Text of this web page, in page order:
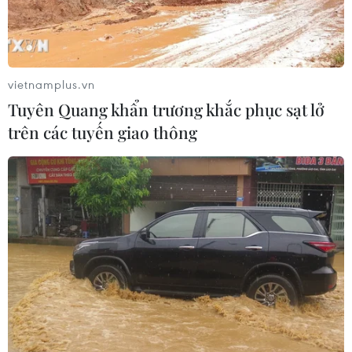
30/07/2025 08:46
Kiểm điểm vụ trưng dụng lầu
Bảo Đại làm nơi ở công vụ
Ngày 30/7, Sở Văn hóa, Thể thao và Du lịch tỉnh Khánh Hòa cho
biết đã yêu cầu làm rõ trách nhiệm liên quan đến việc đề xuất
sử dụng một phần di tích lầu Bảo Đại tại Nha Trang làm nơi ở
vietnamplus.vn
Tuyên Quang khẩn trương khắc phục sạt lở
trên các tuyến giao thông